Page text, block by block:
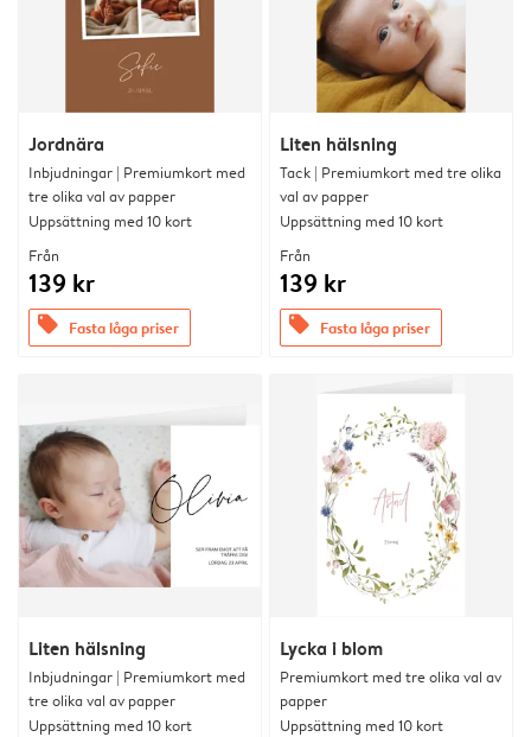
Jordnära
Inbjudningar | Premiumkort med
tre olika val av papper
Uppsättning med 10 kort
Från
139 kr
offers Fasta låga priser
Liten hälsning
Tack | Premiumkort med tre olika
val av papper
Uppsättning med 10 kort
Från
139 kr
offers Fasta låga priser
Liten hälsning
Inbjudningar | Premiumkort med
tre olika val av papper
Uppsättning med 10 kort
Lycka i blom
Premiumkort med tre olika val av
papper
Uppsättning med 10 kort